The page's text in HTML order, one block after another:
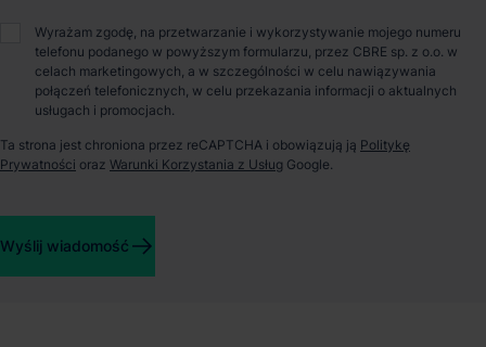
O parku
Panattoni Park Grodzisk VII – nowoczesne hale magazynowe
przy autostradzie A2
Panattoni Park Grodzisk VII to nowoczesny kompleks
dostępna jest pełna powierzchnia – obie hale są w fazie
Wyrażam zgodę, na przetwarzanie i wykorzystywanie mojego numeru
telefonu podanego w powyższym formularzu, przez CBRE sp. z o.o. w
celach marketingowych, a w szczególności w celu nawiązywania
połączeń telefonicznych, w celu przekazania informacji o aktualnych
usługach i promocjach.
Ta strona jest chroniona przez reCAPTCHA i obowiązują ją Politykę
Prywatności oraz Warunki Korzystania z Usług Google.
Wyślij wiadomość